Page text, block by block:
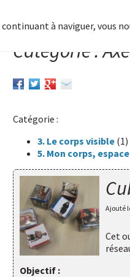
à naviguer, vous
Catégorie :
Catégorie :
3. Le corps visible (1)
5. Mon corps,
Ajouté
Cet
Objectif :